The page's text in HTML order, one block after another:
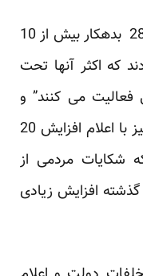
روزنامه های ایران هم “از وجود 280 بدهکار بیش از 10
که اکثر آنها تحت
فعالیت می کنند” و
عاقبت رییس دیوان عدالت اداری نیز با اعلام افزایش 20
شکایات مردمی از
افزایش زیادی